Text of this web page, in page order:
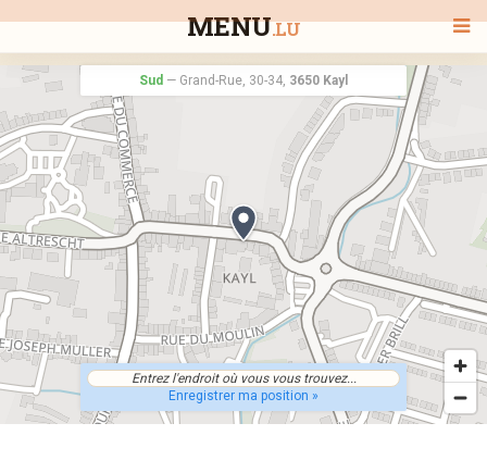
MENU.LU
TOUS LES RESTAURANTS
RECHERCHER UN RESTAURANT
Sud — Grand-Rue, 30-34, 3650 Kayl
Enregistrer ma position »